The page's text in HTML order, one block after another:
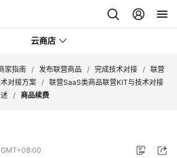
云商店
家指南 / 发布联营商品 / 完成技术对接 / 联营
对接方案 / 联营SaaS类商品联营KIT与技术对接
/ 商品续费